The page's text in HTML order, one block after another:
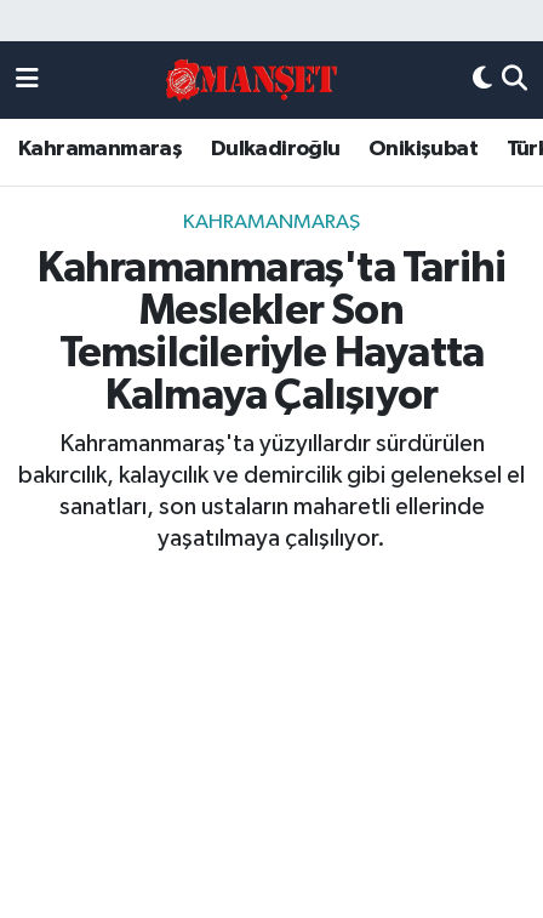
Kahramanmaraş Dulkadiroğlu Onikişubat
KAHRAMANMARAŞ
Kahramanmaraş'ta Tarihi
Meslekler Son
Temsilcileriyle Hayatta
Kalmaya Çalışıyor
Kahramanmaraş'ta yüzyıllardır sürdürülen
bakırcılık, kalaycılık ve demircilik gibi geleneksel el
sanatları, son ustaların maharetli ellerinde
yaşatılmaya çalışılıyor.
DULKADİROĞLU
KAHRAMANMARAŞ
ONİKİŞUBAT
ÖZEL HABER
Künye
Kahramanmaraş Nöbetçi Eczaneler
Kahramanmaraş Hava Durumu
Kahramanmaraş Trafik Yoğunluk Haritası
Süper Lig Puan Durumu ve Fikstür
Tüm Manşetler
Son Dakika Haberleri
Haber Arşivi